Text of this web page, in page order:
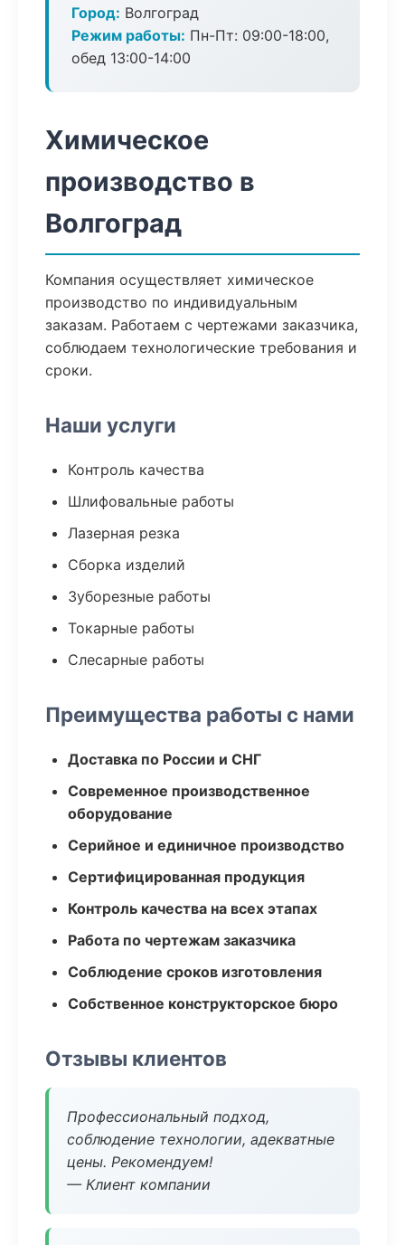
Город: Волгоград
Режим работы: Пн-Пт: 09:00-18:00,
обед 13:00-14:00
Химическое
производство в
Волгоград
Компания осуществляет химическое
производство по индивидуальным
заказам. Работаем с чертежами заказчика,
соблюдаем технологические требования и
сроки.
Наши услуги
Контроль качества
Шлифовальные работы
Лазерная резка
Сборка изделий
Зуборезные работы
Токарные работы
Слесарные работы
Преимущества работы с нами
Доставка по России и СНГ
Современное производственное
оборудование
Серийное и единичное производство
Сертифицированная продукция
Контроль качества на всех этапах
Работа по чертежам заказчика
Соблюдение сроков изготовления
Собственное конструкторское бюро
Отзывы клиентов
Профессиональный подход,
соблюдение технологии, адекватные
цены. Рекомендуем!
— Клиент компании